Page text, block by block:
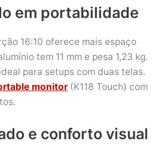
em portabilidade
16:10 oferece mais espaço
tem 11 mm e pesa 1,23 kg.
para setups com duas telas.
monitor (K118 Touch) com
e conforto visual